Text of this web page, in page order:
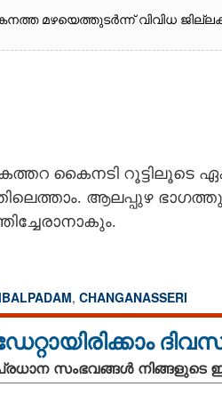
മഴയെത്തുടർന്ന് വിവിധ
കൈനടി റൂട്ടിലൂടെ
ആലപ്പുഴ
, CHANGANASSERI
സംഭവങ്ങൾ